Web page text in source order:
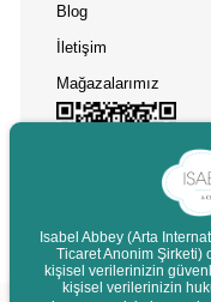
Blog
İletişim
Mağazalarımız
Destek
Isabel Abbey (Arta
Ticaret Anonim Şirketi)
kişisel verilerinizin
kişisel verilerinizin